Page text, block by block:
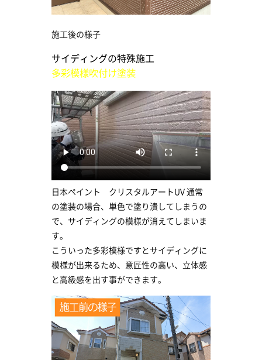
施工後の様子
サイディングの特殊施工
多彩模様吹付け塗装
日本ペイント クリスタルアートUV 通常
の塗装の場合、単色で塗り潰してしまうの
で、サイディングの模様が消えてしまいま
す。
こういった多彩模様ですとサイディングに
模様が出来るため、意匠性の高い、立体感
と高級感を出す事ができます。